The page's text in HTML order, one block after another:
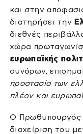
και στην
διατηρήσει την
διεθνές
χώρα
ευρωπαϊκής
συνόρων,
προστασία των
πλέον και
Ο Πρωθυπουργός
διαχείριση του